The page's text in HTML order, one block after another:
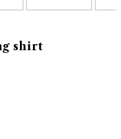
shirt